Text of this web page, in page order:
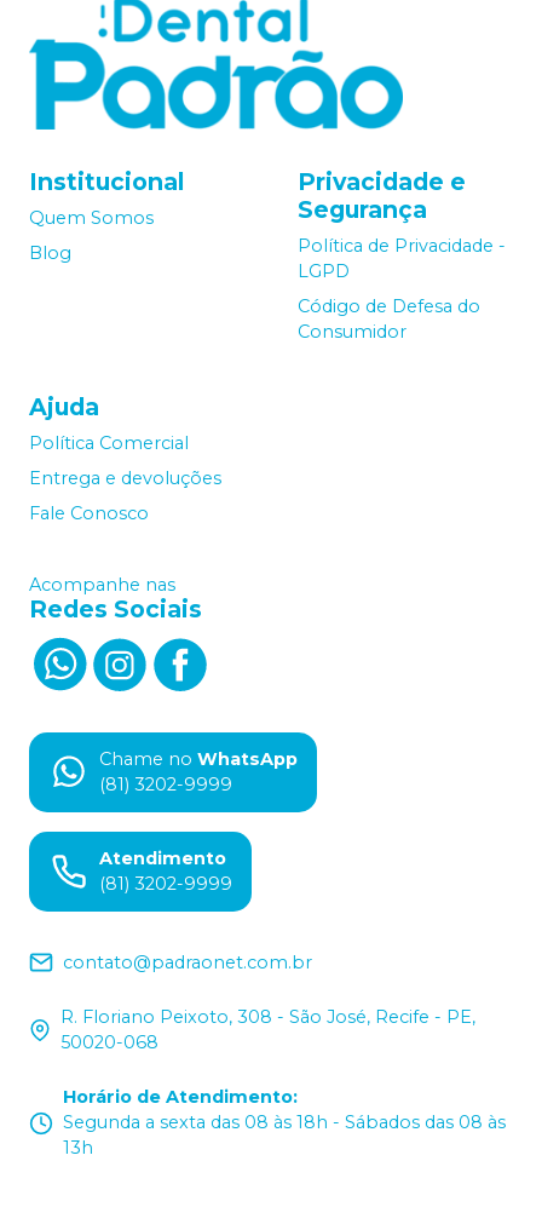
Institucional
Quem Somos
Blog
Privacidade e
Segurança
Política de Privacidade -
LGPD
Código de Defesa do
Consumidor
Ajuda
Política Comercial
Entrega e devoluções
Fale Conosco
Acompanhe nas
Redes Sociais
Chame no WhatsApp
(81) 3202-9999
Atendimento
(81) 3202-9999
contato@padraonet.com.br
R. Floriano Peixoto, 308 - São José, Recife - PE,
50020-068
Horário de Atendimento:
Segunda a sexta das 08 às 18h - Sábados das 08 às
13h